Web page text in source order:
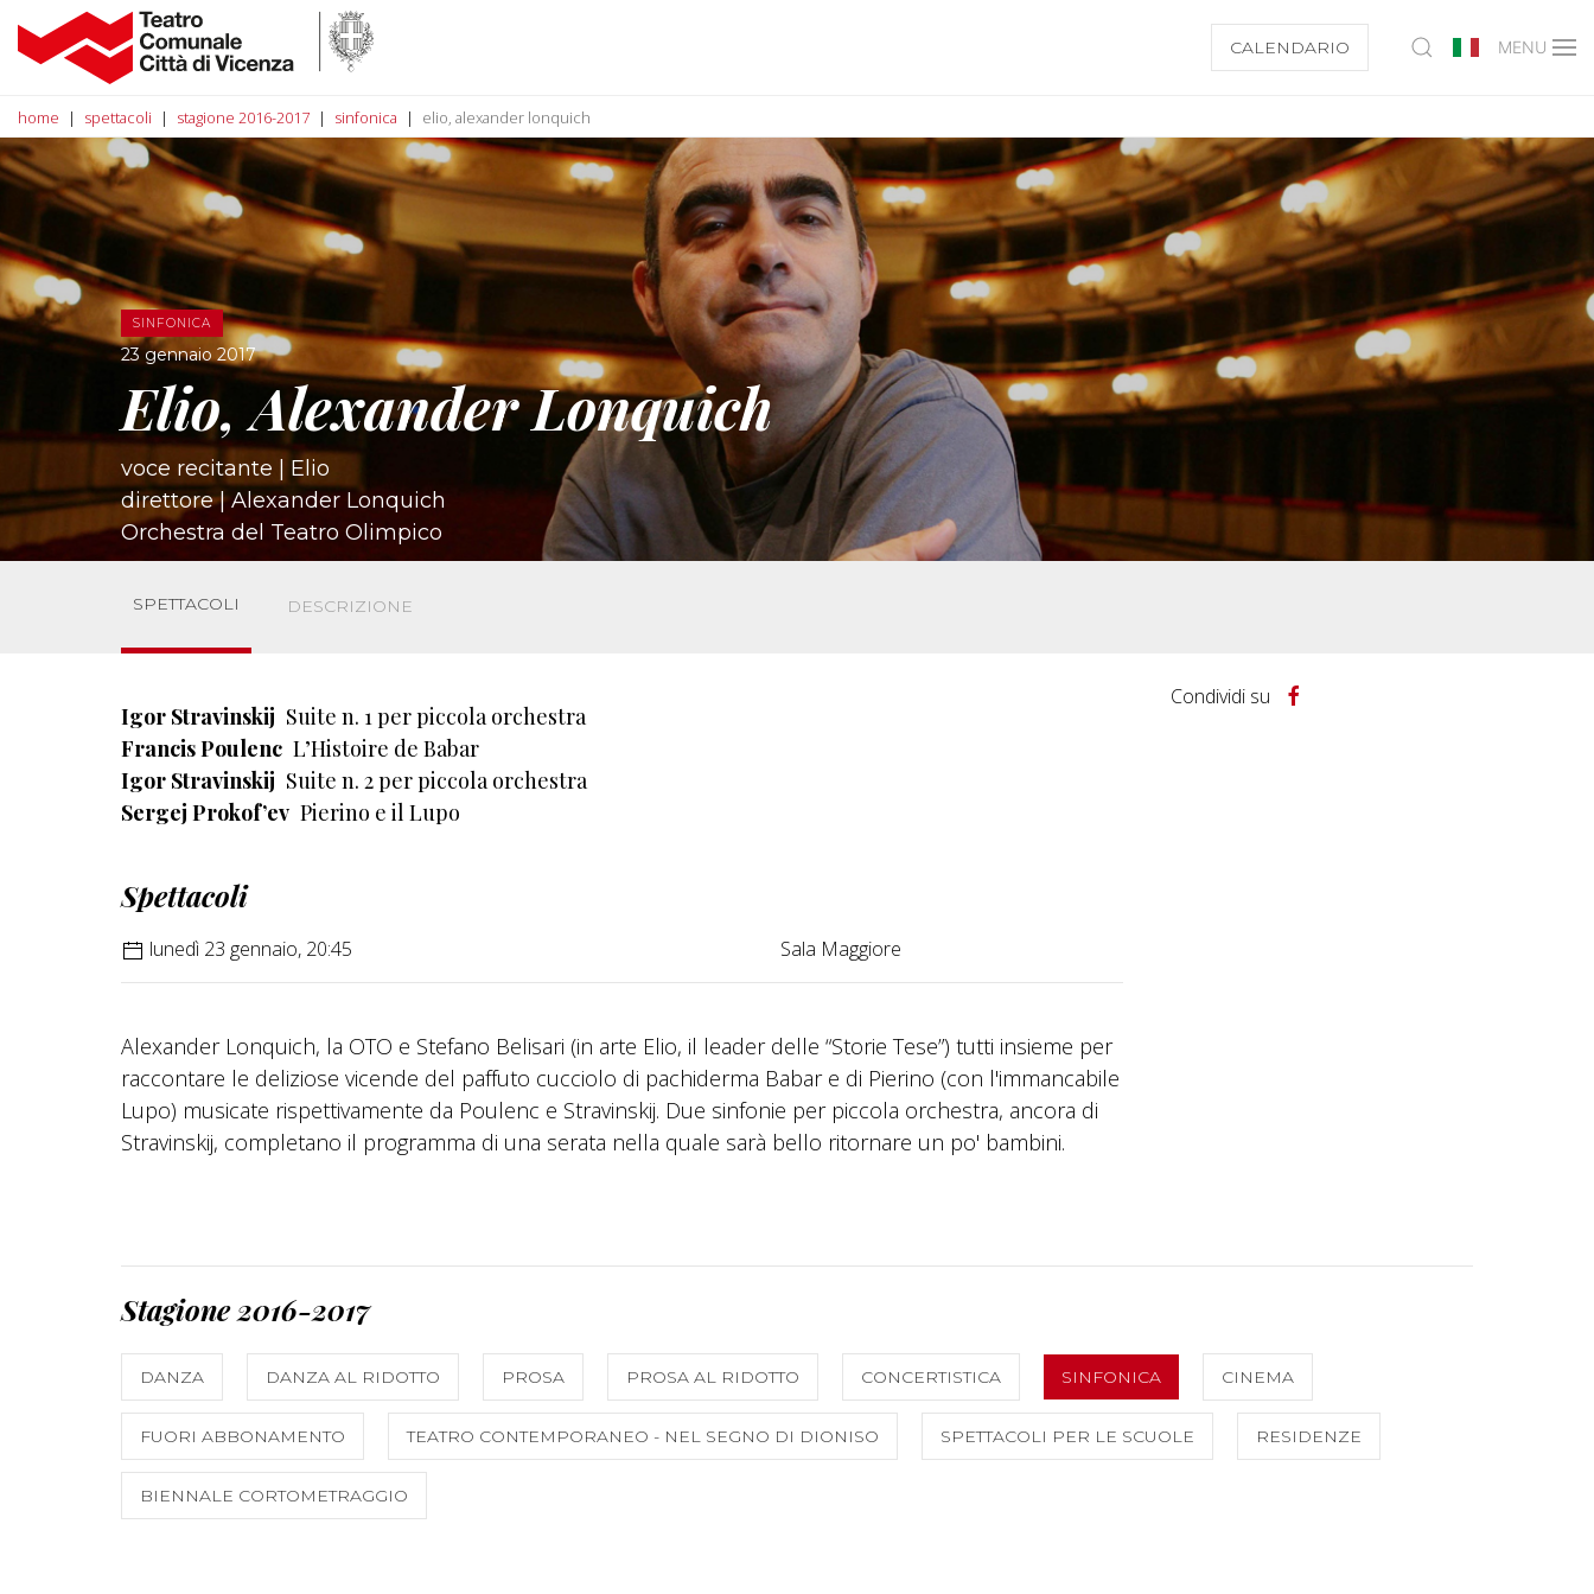
CALENDARIO MENU
home spettacoli stagione 2016-2017 sinfonica elio, alexander lonquich
SINFONICA
23 gennaio 2017
Elio, Alexander Lonquich
voce recitante | Elio
direttore | Alexander Lonquich
Orchestra del Teatro Olimpico
SPETTACOLI DESCRIZIONE
Igor Stravinskij Suite n. 1 per piccola orchestra
Francis Poulenc L’Histoire de Babar
Igor Stravinskij Suite n. 2 per piccola orchestra
Sergej Prokof’ev Pierino e il Lupo
Spettacoli
lunedì 23 gennaio, 20:45 Sala Maggiore
Alexander Lonquich, la OTO e Stefano Belisari (in arte Elio, il leader delle “Storie Tese”) tutti insieme per
raccontare le deliziose vicende del paffuto cucciolo di pachiderma Babar e di Pierino (con l'immancabile
Lupo) musicate rispettivamente da Poulenc e Stravinskij. Due sinfonie per piccola orchestra, ancora di
Stravinskij, completano il programma di una serata nella quale sarà bello ritornare un po' bambini.
Condividi su
Stagione 2016-2017
DANZA DANZA AL RIDOTTO PROSA PROSA AL RIDOTTO CONCERTISTICA SINFONICA CINEMA
FUORI ABBONAMENTO TEATRO CONTEMPORANEO - NEL SEGNO DI DIONISO SPETTACOLI PER LE SCUOLE RESIDENZE
BIENNALE CORTOMETRAGGIO